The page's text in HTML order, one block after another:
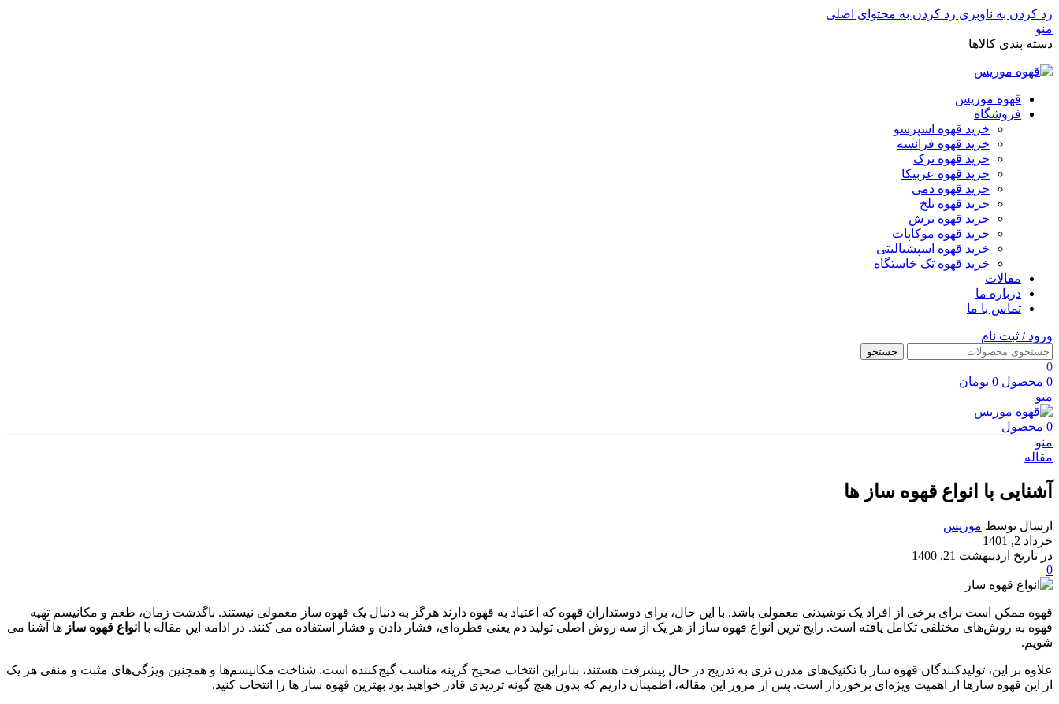
رد کردن به ناوبری رد کردن به محتوای اصلی
منو
دسته بندی کالاها
قهوه موریس
فروشگاه
خرید قهوه اسپرسو
خرید قهوه فرانسه
خرید قهوه ترک
خرید قهوه عربیکا
خرید قهوه دمی
خرید قهوه تلخ
خرید قهوه ترش
خرید قهوه موکاپات
خرید قهوه اسپشیالیتی
خرید قهوه تک خاستگاه
مقالات
درباره ما
تماس با ما
ورود / ثبت نام
جستجو
0
0 محصول 0 تومان
منو
0 محصول
منو
مقاله
آشنایی با انواع قهوه ساز ها
ارسال توسط موریس
خرداد 2, 1401
در تاریخ اردیبهشت 21, 1400
0
قهوه ممکن است برای برخی از افراد یک نوشیدنی معمولی باشد. با این حال، برای دوستداران قهوه که اعتیاد به قهوه دارند هرگز به دنبال یک قهوه ساز معمولی نیستند. باگذشت زمان، طعم و مکانیسم تهیه
قهوه به روش‌های مختلفی تکامل یافته است. رایج ترین انواع قهوه ساز از هر یک از سه روش اصلی تولید دم یعنی قطره‌ای، فشار دادن و فشار استفاده می کنند. در ادامه این مقاله با انواع قهوه ساز ها آشنا می
شویم.
علاوه بر این، تولیدکنندگان قهوه ساز با تکنیک‌های مدرن تری به تدریج در حال پیشرفت هستند، بنابراین انتخاب صحیح گزینه مناسب گیج‌کننده است. شناخت مکانیسم‌ها و همچنین ویژگی‌های مثبت و منفی هر یک
از این قهوه سازها از اهمیت ویژه‌ای برخوردار است. پس از مرور این مقاله، اطمینان داریم که بدون هیچ گونه تردیدی قادر خواهید بود بهترین قهوه ساز ها را انتخاب کنید.